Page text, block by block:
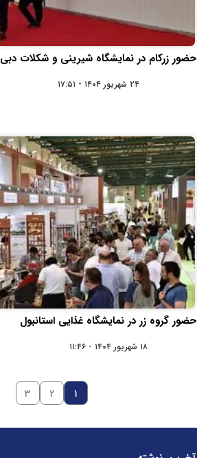
حضور زرکام در نمایشگاه شیرینی و شکلات دبی
۲۴ شهریور ۱۴۰۴ - ۱۷:۵۱
حضور گروه زر در نمایشگاه غذایی استانبول
۱۸ شهریور ۱۴۰۴ - ۱۱:۴۶
۱ ۲ ۳